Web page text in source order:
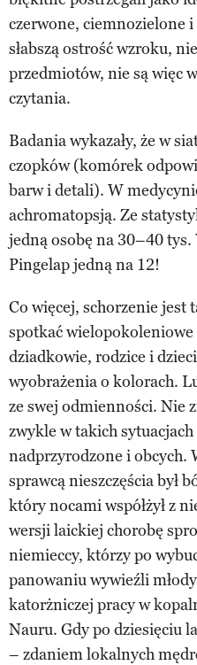
czerwone, ciemnozielone
słabszą ostrość wzroku,
przedmiotów, nie są więc
czytania.
Badania wykazały, że w
czopków (komórek
barw i detali). W
achromatopsją. Ze
jedną osobę na 30–40
Pingelap jedną na 12!
Co więcej, schorzenie jest
spotkać
dziadkowie, rodzice i
wyobrażenia o kolorach.
ze swej odmienności. Nie
zwykle w takich sytuacjach
nadprzyrodzone i obcych.
sprawcą nieszczęścia był
który nocami współżył z
wersji laickiej chorobę
niemieccy, którzy po
panowaniu wywieźli
katorżniczej pracy w
Nauru. Gdy po dziesięciu
– zdaniem lokalnych